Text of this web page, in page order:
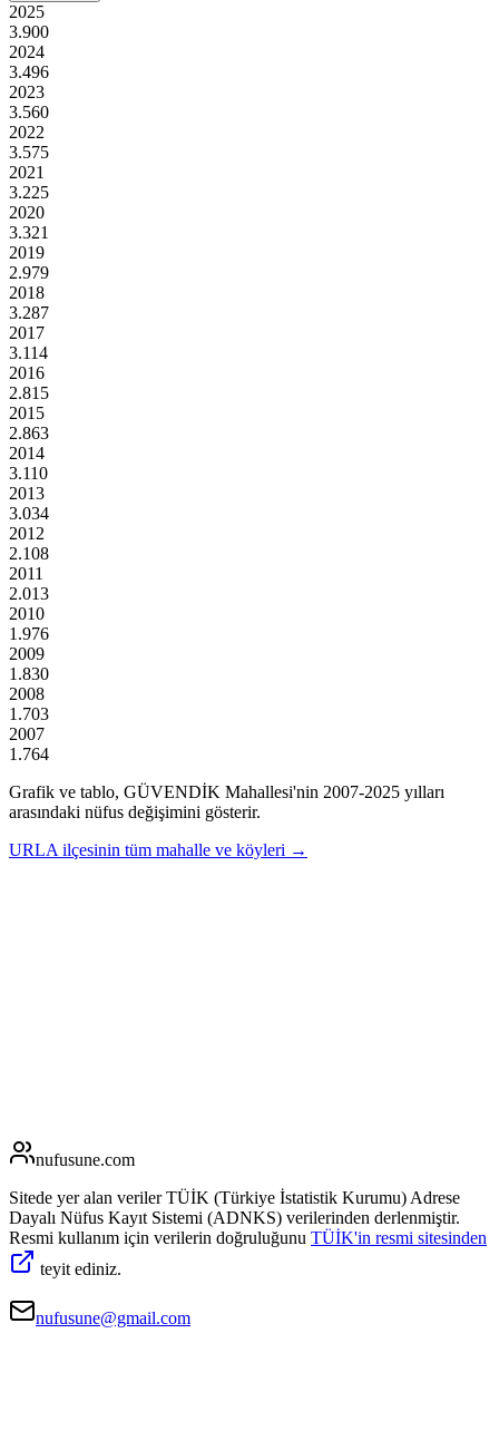
2025
3.900
2024
3.496
2023
3.560
2022
3.575
2021
3.225
2020
3.321
2019
2.979
2018
3.287
2017
3.114
2016
2.815
2015
2.863
2014
3.110
2013
3.034
2012
2.108
2011
2.013
2010
1.976
2009
1.830
2008
1.703
2007
1.764
Grafik ve tablo, GÜVENDİK Mahallesi'nin 2007-2025 yılları
arasındaki nüfus değişimini gösterir.
URLA ilçesinin tüm mahalle ve köyleri →
nufusune.com
Sitede yer alan veriler TÜİK (Türkiye İstatistik Kurumu) Adrese
Dayalı Nüfus Kayıt Sistemi (ADNKS) verilerinden derlenmiştir.
Resmi kullanım için verilerin doğruluğunu TÜİK'in resmi sitesinden
teyit ediniz.
nufusune@gmail.com